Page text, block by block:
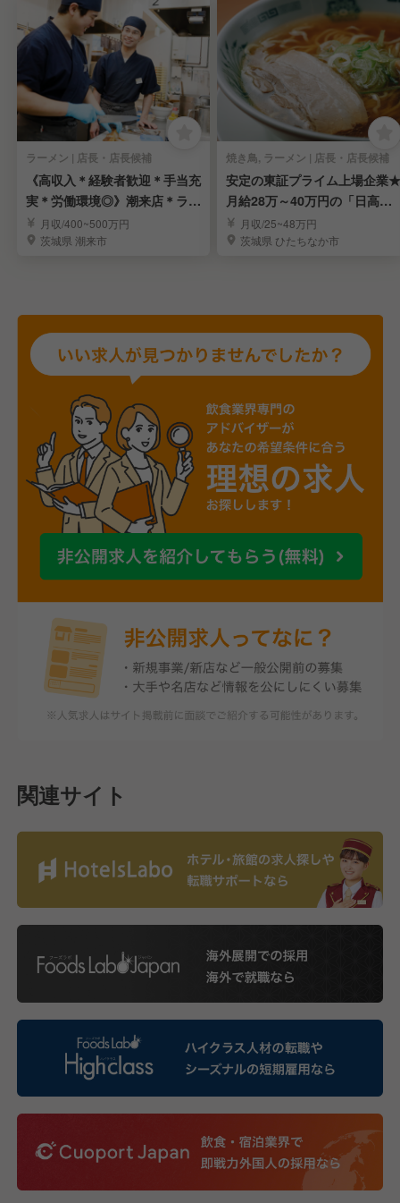
ラーメン | 店長・店長候補
《高収入＊経験者歓迎＊手当充
実＊労働環境◎》潮来店＊ラー
メンの店長候補募集
月収/400~500万円
茨城県 潮来市
焼き鳥, ラーメン | 店長・店長候補
安定の東証プライム上場企業★
月給28万～40万円の「日高
屋」店長候補
月収/25~48万円
茨城県 ひたちなか市
関連サイト